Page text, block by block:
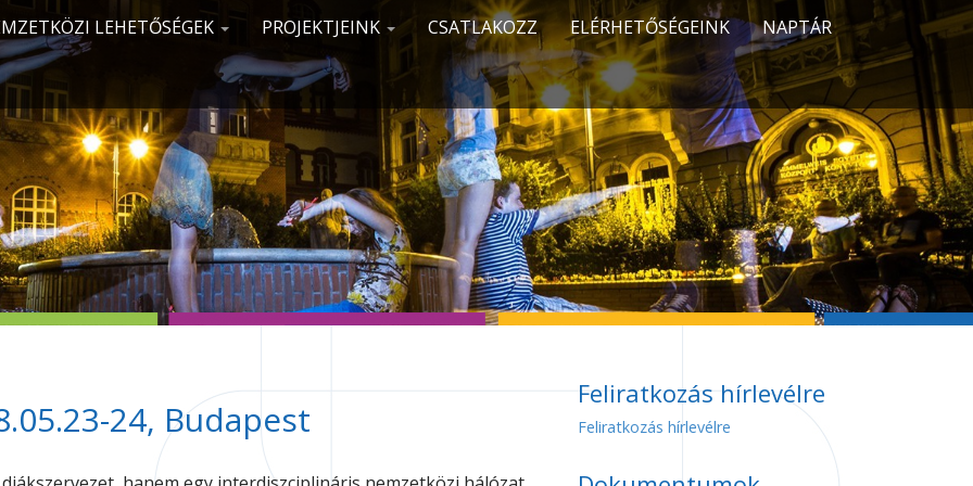
LEHETŐSÉGEK PROJEKTJEINK CSATLAKOZZ ELÉRHETŐSÉGEINK NAPTÁR
24, Budapest
Feliratkozás hírlevélre
Feliratkozás hírlevélre